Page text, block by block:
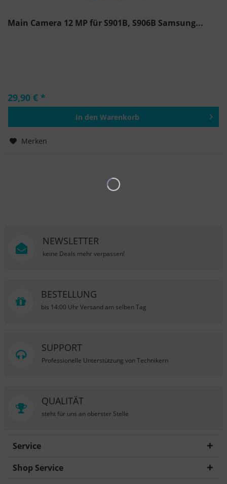
Main Camera 12 MP für S901B, S906B Samsung...
29,90 € *
In den Warenkorb
Merken
NEWSLETTER
keine Deals mehr verpassen!
BESTELLUNG
bis 14:00 Uhr Versand am selben Tag
SUPPORT
Professionelle Unterstützung von Technikern
QUALITÄT
steht für uns an oberster Stelle
Service
Shop Service